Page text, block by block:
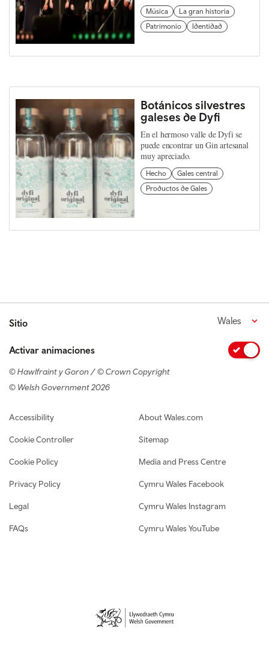
Música
La gran historia
Patrimonio
Identidad
Botánicos silvestres
galeses de Dyfi
En el hermoso valle de Dyfi se
puede encontrar un Gin artesanal
muy apreciado.
Hecho
Gales central
Productos de Gales
Sitio Wales
Activar animaciones
© Hawlfraint y Goron / © Crown Copyright
© Welsh Government 2026
Footer navigation
Accessibility
Cookie Controller
Cookie Policy
Privacy Policy
Legal
FAQs
About Wales.com
Sitemap
Media and Press Centre
Cymru Wales Facebook
Cymru Wales Instagram
Cymru Wales YouTube